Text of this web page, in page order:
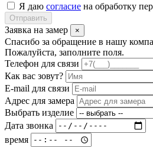
Я даю согласие на обработку
Отправить
Заявка на замер ×
Спасибо за обращение в нашу
Пожалуйста, заполните поля.
Телефон для связи
Как вас зовут?
E-mail для связи
Адрес для замера
Выбрать изделие
Дата звонка
время